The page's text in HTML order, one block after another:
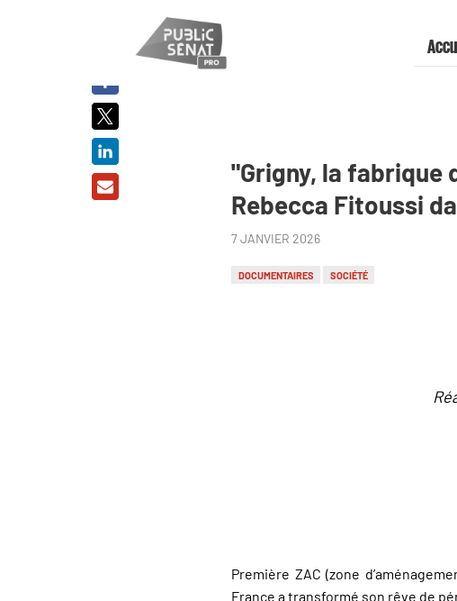
"Grigny, la fabrique
Rebecca Fitoussi
7 JANVIER 2026
DOCUMENTAIRES SOCIÉTÉ
Première ZAC (zone
France a transformé son rêve de